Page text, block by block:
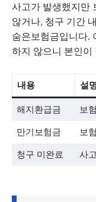
사고가 발생했지만
않거나, 청구 기간
숨은보험금입니다.
하지 않으니 본인이
내용 설
해지환급금 보
만기보험금 보
청구 미완료 사